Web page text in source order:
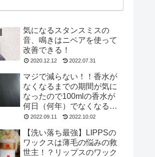
気になるスタンスミスの
音、鳴きはニベアを使って
改善できる！
2020.12.12 2022.07.31
マジで減らない！！香水が
なくなるまでの期間が気に
なったので100mlの香水が
何日（何年）でなくなるの
か試してみた
2022.09.11 2022.10.02
【洗い落ち最強】LIPPSの
ワックスは薄毛の悩みの救
世主！？リップスのワック